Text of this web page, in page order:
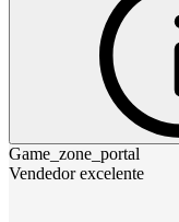
Game_zone_portal
Vendedor excelente